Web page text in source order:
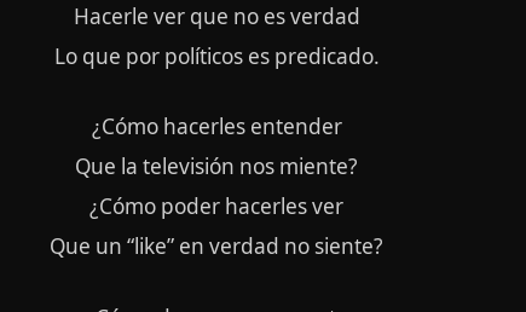
Hacerle ver que no es verdad
Lo que por políticos es predicado.
¿Cómo hacerles entender
Que la televisión nos miente?
¿Cómo poder hacerles ver
Que un “like” en verdad no siente?